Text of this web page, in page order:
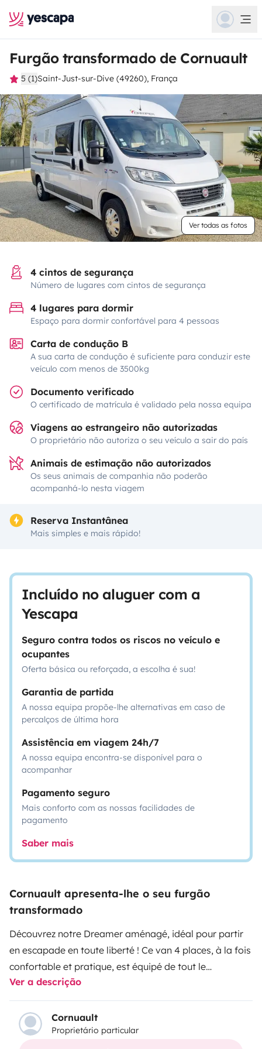
Furgão transformado de Cornuault
5 (1)Saint-Just-sur-Dive (49260), França
Ver todas as fotos
4 cintos de segurança
Número de lugares com cintos de segurança
4 lugares para dormir
Espaço para dormir confortável para 4 pessoas
Carta de condução B
A sua carta de condução é suficiente para conduzir este
veículo com menos de 3500kg
Documento verificado
O certificado de matrícula é validado pela nossa equipa
Viagens ao estrangeiro não autorizadas
O proprietário não autoriza o seu veículo a sair do país
Animais de estimação não autorizados
Os seus animais de companhia não poderão
acompanhá-lo nesta viagem
Reserva Instantânea
Mais simples e mais rápido!
Incluído no aluguer com a
Yescapa
Seguro contra todos os riscos no veículo e
ocupantes
Oferta básica ou reforçada, a escolha é sua!
Garantia de partida
A nossa equipa propõe-lhe alternativas em caso de
percalços de última hora
Assistência em viagem 24h/7
A nossa equipa encontra-se disponível para o
acompanhar
Pagamento seguro
Mais conforto com as nossas facilidades de
pagamento
Saber mais
Cornuault apresenta-lhe o seu furgão
transformado
Découvrez notre Dreamer aménagé, idéal pour partir
en escapade en toute liberté ! Ce van 4 places, à la fois
confortable et pratique, est équipé de tout le
nécessaire pour un road trip réussi.
Caractéristiques principales :
✅ 4 places carte grise & couchages – Parfait pour un
couple, une famille ou des amis.✅ Tout équipé – Cuisine
Ver a descrição
Cornuault
Proprietário particular